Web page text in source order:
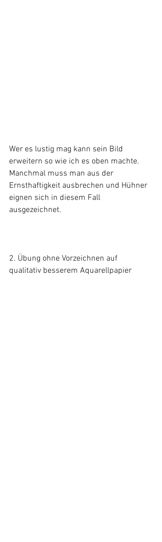
Wer es lustig mag kann sein Bild
erweitern so wie ich es oben machte.
Manchmal muss man aus der
Ernsthaftigkeit ausbrechen und Hühner
eignen sich in diesem Fall
ausgezeichnet.
2. Übung ohne Vorzeichnen auf
qualitativ besserem Aquarellpapier